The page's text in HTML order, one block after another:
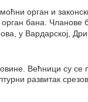
орган и
бана.
у Вардарској,
Већници су се
развитак